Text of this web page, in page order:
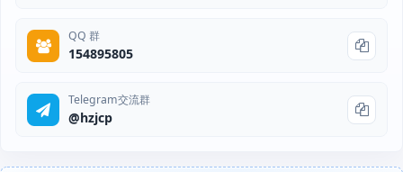
QQ 群
154895805
Telegram交流群
@hzjcp